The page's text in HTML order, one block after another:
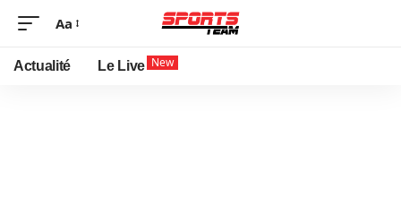
Aa
Actualité Le Live New